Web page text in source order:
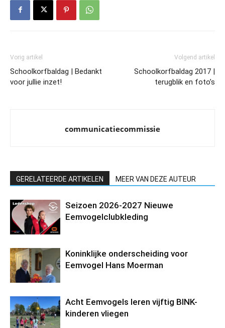
Vorig artikel
Schoolkorfbaldag | Bedankt
voor jullie inzet!
Volgend artikel
Schoolkorfbaldag 2017 |
terugblik en foto’s
communicatiecommissie
GERELATEERDE ARTIKELEN MEER VAN DEZE AUTEUR
Seizoen 2026-2027 Nieuwe
Eemvogelclubkleding
Koninklijke onderscheiding voor
Eemvogel Hans Moerman
Acht Eemvogels leren vijftig BINK-
kinderen vliegen